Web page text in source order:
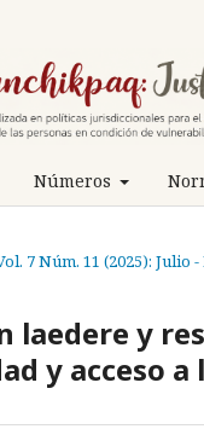
Números
7 Núm. 11 (2025): Julio
laedere y
y acceso